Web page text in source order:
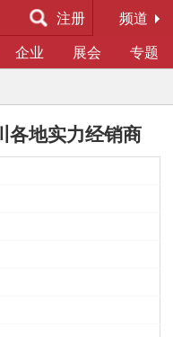
注册
频道
企业 展会 专题
各地实力经销商